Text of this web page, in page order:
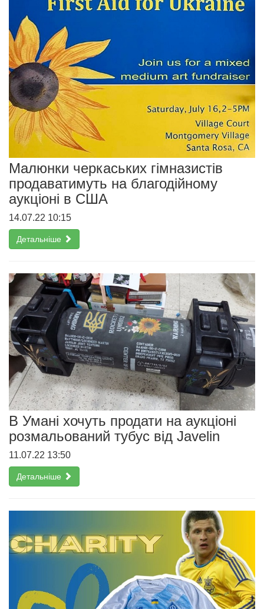
Малюнки черкаських гімназистів
продаватимуть на благодійному
аукціоні в США
14.07.22 10:15
Детальніше
В Умані хочуть продати на аукціоні
розмальований тубус від Javelin
11.07.22 13:50
Детальніше